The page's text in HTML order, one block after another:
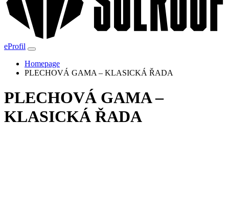
eProfil
Homepage
PLECHOVÁ GAMA – KLASICKÁ ŘADA
PLECHOVÁ GAMA –
KLASICKÁ ŘADA